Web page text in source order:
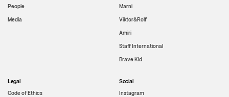
People
Media
Marni
Viktor&Rolf
Amiri
Staff International
Brave Kid
Legal
Code of Ethics
Social
Instagram